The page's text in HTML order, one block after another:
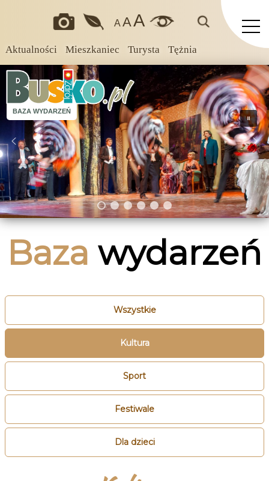
Aktualności Mieszkaniec Turysta Tężnia
A AA
BAZA WYDARZEŃ
Baza wydarzeń
Wszystkie
Kultura
Sport
Festiwale
Dla dzieci